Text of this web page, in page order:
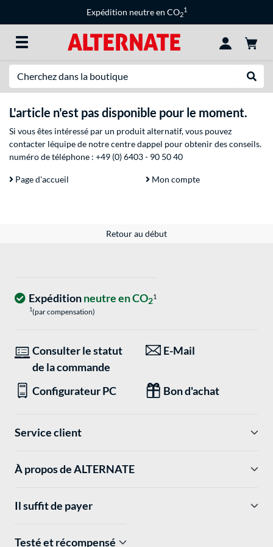
Expédition neutre en CO2
1
L'article n'est pas disponible pour le moment.
Si vous êtes intéressé par un produit alternatif, vous pouvez
contacter léquipe de notre centre dappel pour obtenir des conseils.
numéro de téléphone : +49 (0) 6403 - 90 50 40
Page d'accueil Mon compte
Retour au début
Expéditionneutre en CO21
1(par compensation)
Consulter le statut
de la commande
E-Mail
Configurateur PC Bon d'achat
Service client
À propos de ALTERNATE
Il suffit de payer
Testé et récompensé